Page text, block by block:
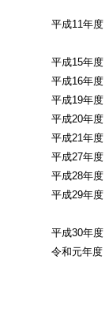
平成11年度
平成15年度
平成16年度
平成19年度
平成20年度
平成21年度
平成27年度
平成28年度
平成29年度
平成30年度
令和元年度